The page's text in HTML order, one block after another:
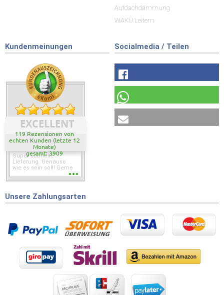
Aufdachdämmung
WAKÜ Leitern
Kundenmeinungen
EXCELLENT
119 Rezensionen von
echten Kunden (letzte 12
Monate)
gesamt: 3909
Super schnelle
Lieferung. Genauso
wie es sein soll! Gerne
wieder wenn ich was
Socialmedia / Teilen
Unsere Zahlungsarten